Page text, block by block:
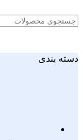
دسته بندی